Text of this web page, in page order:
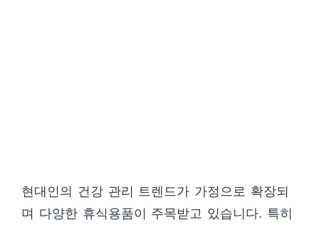
현대인의 건강 관리 트렌드가 가정으로 확장되
며 다양한 휴식용품이 주목받고 있습니다. 특히